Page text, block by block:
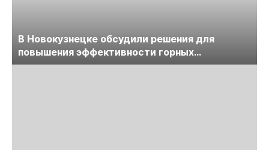
В Новокузнецке обсудили решения для
повышения эффективности горных
предприятий